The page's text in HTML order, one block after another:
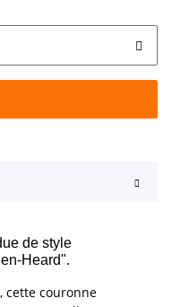
de style
Heard".
cette couronne